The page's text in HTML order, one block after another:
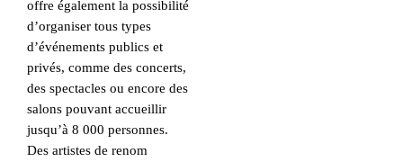
offre également la possibilité
d’organiser tous types
d’événements publics et
privés, comme des concerts,
des spectacles ou encore des
salons pouvant accueillir
jusqu’à 8 000 personnes.
Des artistes de renom